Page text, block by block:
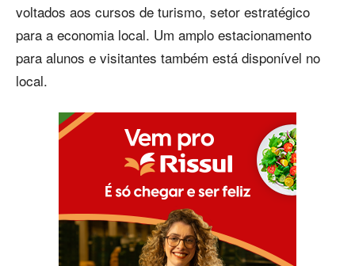
voltados aos cursos de turismo, setor estratégico
para a economia local. Um amplo estacionamento
para alunos e visitantes também está disponível no
local.